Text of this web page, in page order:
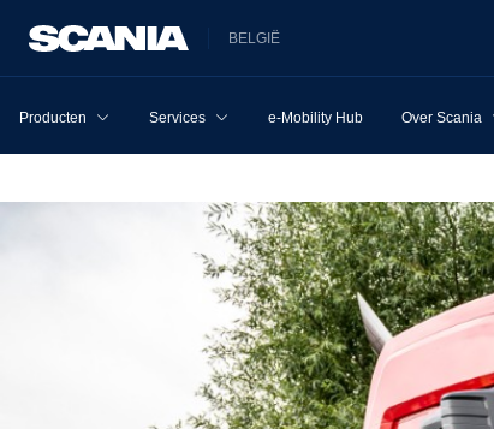
BELGIË
Producten Services e-Mobility Hub Over Scania